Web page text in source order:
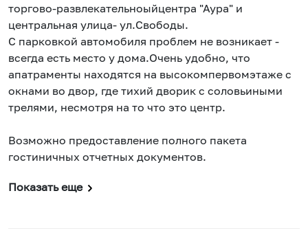
торгово-развлекательноыйцентра "Аура" и
центральная улица- ул.Свободы.
С парковкой автомобиля проблем не возникает -
всегда есть место у дома.Очень удобно, что
апатраменты находятся на высокомпервомэтаже с
окнами во двор, где тихий дворик с соловьиными
трелями, несмотря на то что это центр.
Возможно предоставление полного пакета
гостиничных отчетных документов.
Показать еще